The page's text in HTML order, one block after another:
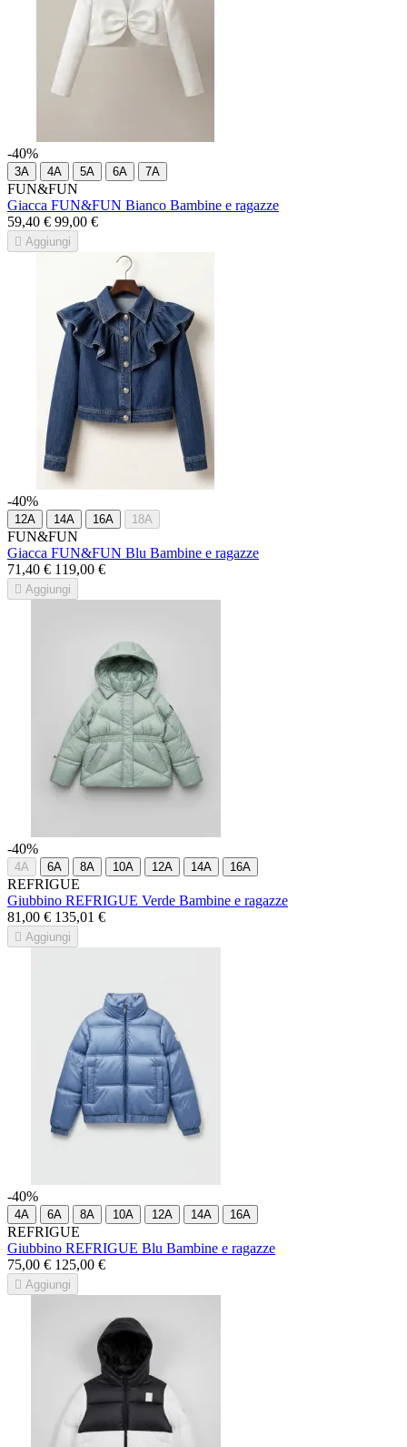
-40%
3A 4A 5A 6A 7A
FUN&FUN
Giacca FUN&FUN Bianco Bambine e ragazze
59,40 € 99,00 €
 Aggiungi
-40%
12A 14A 16A 18A
FUN&FUN
Giacca FUN&FUN Blu Bambine e ragazze
71,40 € 119,00 €
 Aggiungi
-40%
4A 6A 8A 10A 12A 14A 16A
REFRIGUE
Giubbino REFRIGUE Verde Bambine e ragazze
81,00 € 135,01 €
 Aggiungi
-40%
4A 6A 8A 10A 12A 14A 16A
REFRIGUE
Giubbino REFRIGUE Blu Bambine e ragazze
75,00 € 125,00 €
 Aggiungi